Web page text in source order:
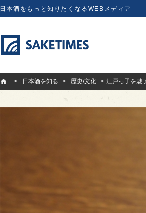
日本酒をもっと知りたくなるWEBメディア
SAKETIMES
日本酒を知る
歴史/文化 江戸っ子を魅